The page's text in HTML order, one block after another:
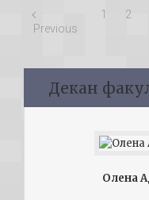
Previous
1 2
Декан
Олена